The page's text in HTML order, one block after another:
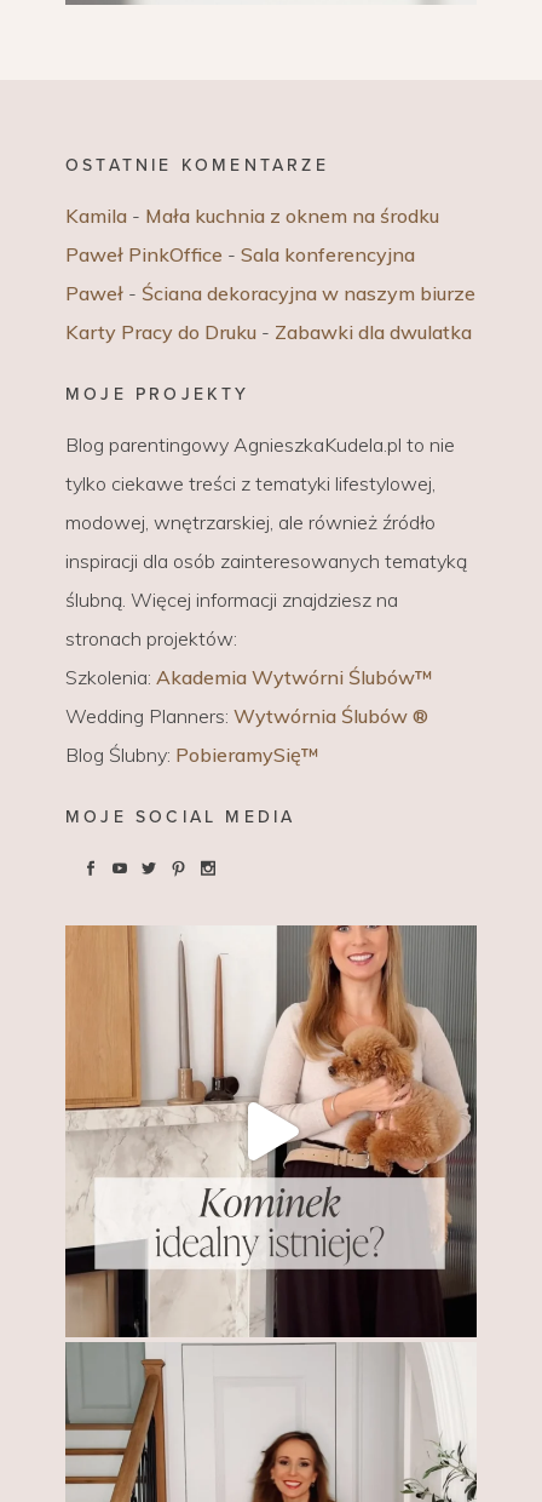
OSTATNIE KOMENTARZE
Kamila - Mała kuchnia z oknem na środku
Paweł PinkOffice - Sala konferencyjna
Paweł - Ściana dekoracyjna w naszym biurze
Karty Pracy do Druku - Zabawki dla dwulatka
MOJE PROJEKTY
Blog parentingowy AgnieszkaKudela.pl to nie
tylko ciekawe treści z tematyki lifestylowej,
modowej, wnętrzarskiej, ale również źródło
inspiracji dla osób zainteresowanych tematyką
ślubną. Więcej informacji znajdziesz na
stronach projektów:
Szkolenia: Akademia Wytwórni Ślubów™
Wedding Planners: Wytwórnia Ślubów ®
Blog Ślubny: PobieramySię™
MOJE SOCIAL MEDIA